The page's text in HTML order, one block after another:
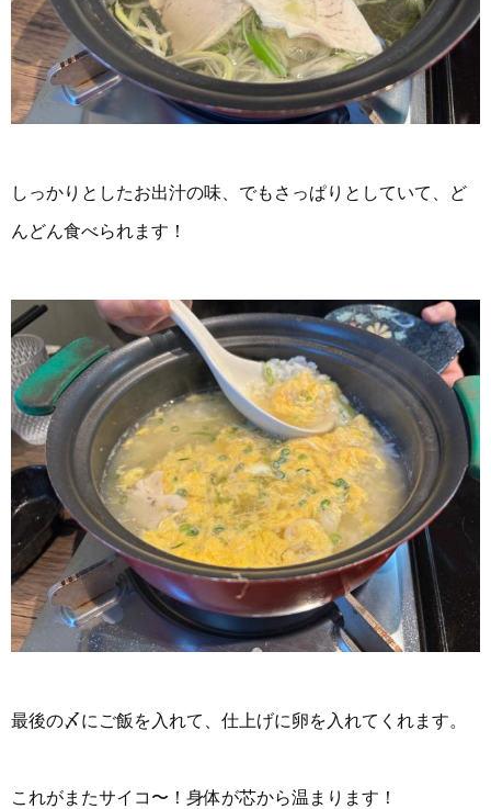
しっかりとしたお出汁の味、でもさっぱりとしていて、ど
んどん食べられます！
最後の〆にご飯を入れて、仕上げに卵を入れてくれます。
これがまたサイコ〜！身体が芯から温まります！